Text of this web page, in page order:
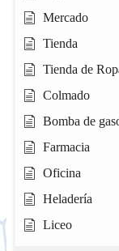
Mercado
Tienda
Tienda de
Colmado
Bomba de
Farmacia
Oficina
Heladería
Liceo